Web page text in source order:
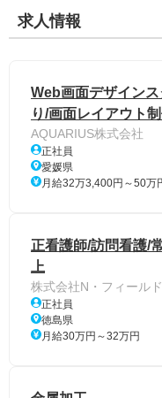
求人情報
Web画面デザイン
り/画面レイアウト
AQUARIUS株式会社
正社員
愛媛県
月給32万3,400円～50万
正看護師/訪問看護/
上
株式会社N・フィール
正社員
徳島県
月給30万円～32万円